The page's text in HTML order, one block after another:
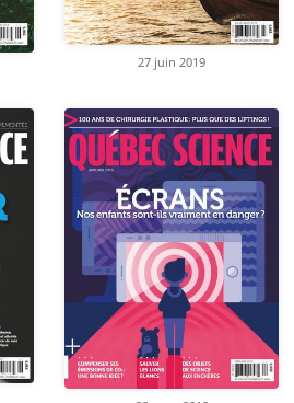
27 juin 2019